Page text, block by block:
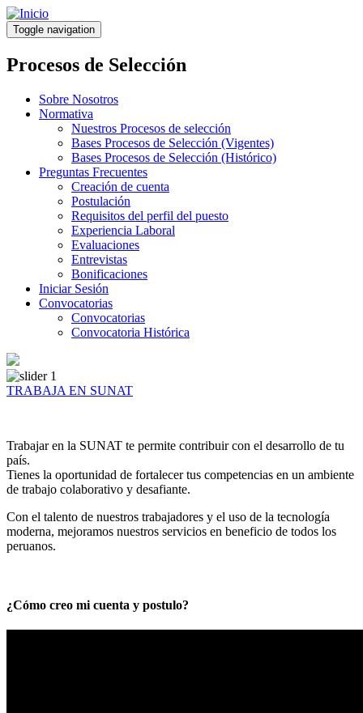
Pasar
al
contenido
principal
Toggle navigation
Procesos de Selección
Sobre Nosotros
Normativa
Nuestros Procesos de selección
Bases Procesos de Selección (Vigentes)
Bases Procesos de Selección (Histórico)
Preguntas Frecuentes
Creación de cuenta
Postulación
Requisitos del perfil del puesto
Experiencia Laboral
Evaluaciones
Entrevistas
Bonificaciones
Iniciar Sesión
Convocatorias
Convocatorias
Convocatoria Histórica
TRABAJA EN SUNAT
Trabajar en la SUNAT te permite contribuir con el desarrollo de tu
país.
Tienes la oportunidad de fortalecer tus competencias en un ambiente
de trabajo colaborativo y desafiante.
Con el talento de nuestros trabajadores y el uso de la tecnología
moderna, mejoramos nuestros servicios en beneficio de todos los
peruanos.
¿Cómo creo mi cuenta y postulo?